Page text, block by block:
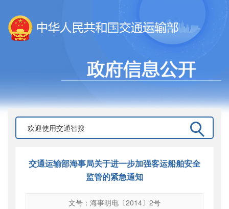
交通运输部海事局关于进一步加强客运船舶安全
监管的紧急通知
文号：海事明电〔2014〕2号